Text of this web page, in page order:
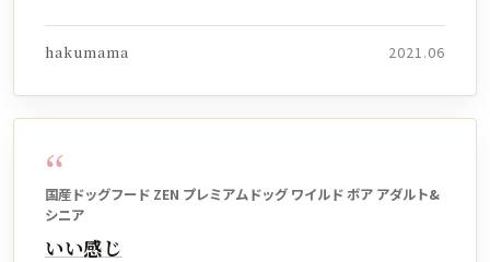
hakumama 2021.06
“
国産ドッグフード ZEN プレミアムドッグ ワイルド ボア アダルト&
シニア
いい感じ